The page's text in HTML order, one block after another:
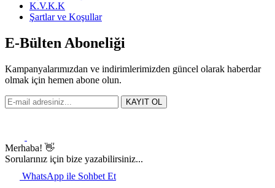
K.V.K.K
Şartlar ve Koşullar
E-Bülten Aboneliği
Kampanyalarımızdan ve indirimlerimizden güncel olarak haberdar
olmak için hemen abone olun.
KAYIT OL
Merhaba! 👋
Sorularınız için bize yazabilirsiniz...
WhatsApp ile Sohbet Et